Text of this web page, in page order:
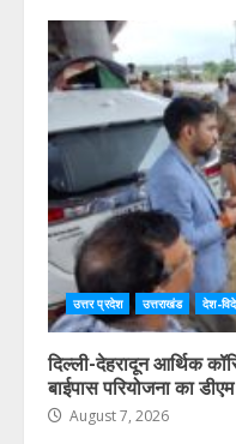
उत्तर प्रदेश उत्तराखंड देश-
दिल्ली-देहरादून आर्थिक
बाईपास परियोजना का
August 7, 2026